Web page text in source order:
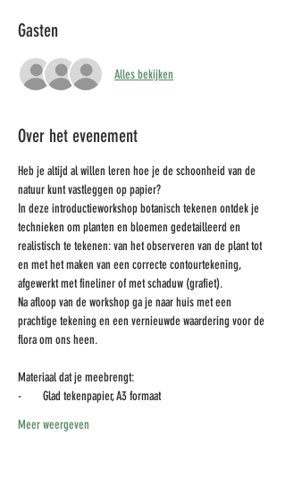
Gasten
Alles bekijken
Over het evenement
Heb je altijd al willen leren hoe je de schoonheid van de
natuur kunt vastleggen op papier?
In deze introductieworkshop botanisch tekenen ontdek je
technieken om planten en bloemen gedetailleerd en
realistisch te tekenen: van het observeren van de plant tot
en met het maken van een correcte contourtekening,
afgewerkt met fineliner of met schaduw (grafiet).
Na afloop van de workshop ga je naar huis met een
prachtige tekening en een vernieuwde waardering voor de
flora om ons heen.
Materiaal dat je meebrengt:
-        Glad tekenpapier, A3 formaat
Meer weergeven